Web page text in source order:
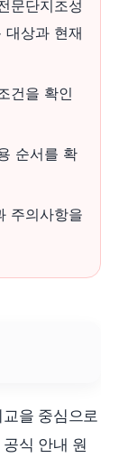
문단지조성
대상과 현재
건을 확인
순서를 확
주의사항을
을 중심으로
식 안내 원